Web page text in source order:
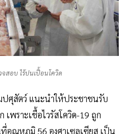
จสอบ ไร้ปนเปื้อนโควิด
ปศุสัตว์ แนะนำให้ประชาชนรับ
พราะเชื้อไวรัสโควิด-19 ถูก
ที่อุณหภูมิ 56 องศาเซลเซียส เป็น